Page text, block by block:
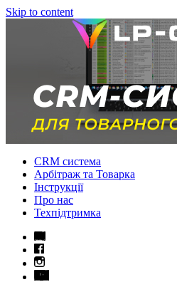
Skip to content
CRM система
Арбітраж та Товарка
Інструкції
Про нас
Техпідтримка